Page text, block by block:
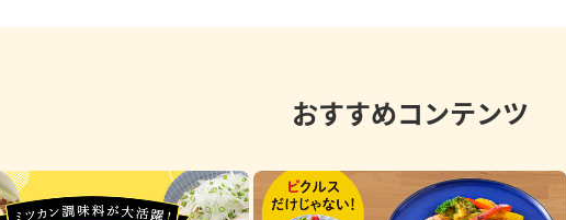
おすすめコンテンツ